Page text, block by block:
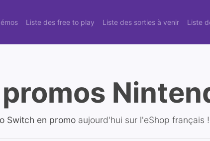
Liste des free to play Liste des sorties à venir Liste
promos
Switch en promo aujourd'hui sur l'eShop français !